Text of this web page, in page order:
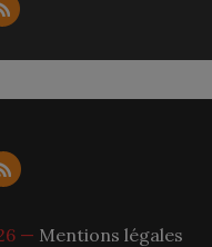
— Mentions légales